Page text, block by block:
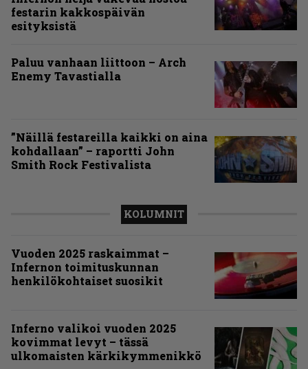
festarin kakkospäivän
esityksistä
Paluu vanhaan liittoon – Arch
Enemy Tavastialla
”Näillä festareilla kaikki on aina
kohdallaan” – raportti John
Smith Rock Festivalista
KOLUMNIT
Vuoden 2025 raskaimmat –
Infernon toimituskunnan
henkilökohtaiset suosikit
Inferno valikoi vuoden 2025
kovimmat levyt – tässä
ulkomaisten kärkikymmenikkö